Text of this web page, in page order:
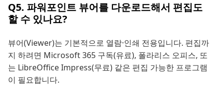
Q5. 파워포인트 뷰어를 다운로드해서 편집도
할 수 있나요?
뷰어(Viewer)는 기본적으로 열람·인쇄 전용입니다. 편집까
지 하려면 Microsoft 365 구독(유료), 폴라리스 오피스, 또
는 LibreOffice Impress(무료) 같은 편집 가능한 프로그램
이 필요합니다.